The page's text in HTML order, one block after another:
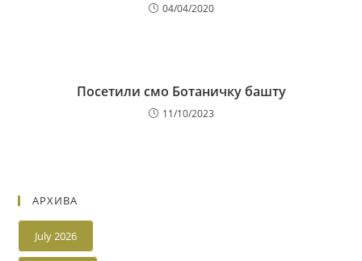
04/04/2020
Посетили смо Ботаничку башту
11/10/2023
АРХИВА
July 2026